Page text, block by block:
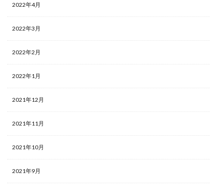
2022年4月
2022年3月
2022年2月
2022年1月
2021年12月
2021年11月
2021年10月
2021年9月